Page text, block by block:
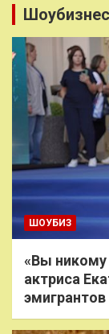
Шоубизнес
ШОУБИЗ
«Вы никому
актриса
эмигрантов